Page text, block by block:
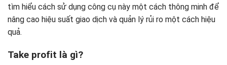
tìm hiểu cách sử dụng công cụ này một cách thông minh để
nâng cao hiệu suất giao dịch và quản lý rủi ro một cách hiệu
quả.
Take profit là gì?